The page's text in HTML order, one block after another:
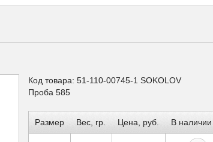
Код товара: 51-110-00745-1 SOKOLOV
Проба 585
Размер Вес, гр. Цена, руб. В наличии